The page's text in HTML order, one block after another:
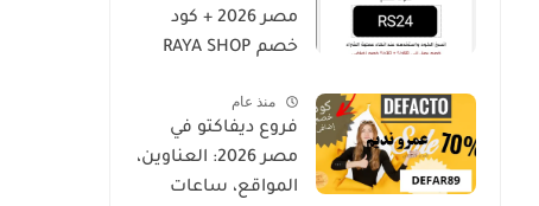
مصر 2026 + كود
خصم RAYA SHOP
منذ عام
فروع ديفاكتو في
مصر 2026: العناوين،
المواقع، ساعات